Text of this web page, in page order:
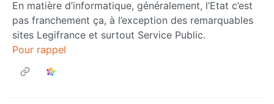
En matière d’informatique, généralement, l’Etat c’est
pas franchement ça, à l’exception des remarquables
sites Legifrance et surtout Service Public.
Pour rappel